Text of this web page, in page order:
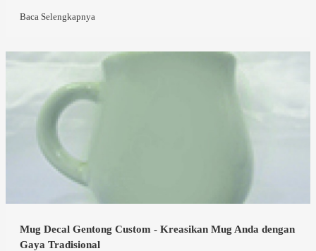
Baca Selengkapnya
Mug Decal Gentong Custom - Kreasikan Mug Anda dengan
Gaya Tradisional